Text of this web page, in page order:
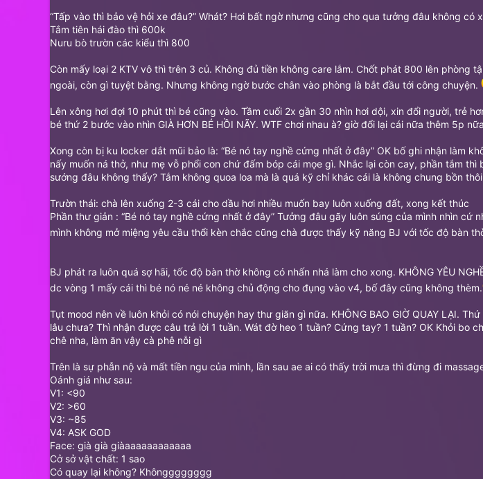
“Tấp vào thì bảo vệ hỏi xe đâu?” Whát? Hơi bất ngờ nhưng cũng cho qua tưởng đâu không
Tắm tiên hái đào thì 600k
Nuru bò trườn các kiểu thì 800
Còn mấy loại 2 KTV vô thì trên 3 củ. Không đủ tiền không care lắm. Chốt phát 800 lên phòng
ngoài, còn gì tuyệt bằng. Nhưng không ngờ bước chân vào phòng là bắt đầu tới công chuyện.
Lên xông hơi đợi 10 phút thì bé cũng vào. Tầm cuối 2x gần 30 nhìn hơi dội, xin đổi người, trẻ
bé thứ 2 bước vào nhìn GIÀ HƠN BÉ HỒI NÃY. WTF chơi nhau à? giờ đổi lại cái nữa thêm 5p
Xong còn bị ku locker dắt mũi bảo là: “Bé nó tay nghề cứng nhất ở đây” OK bố ghi nhận làm
nấy muốn ná thở, như mẹ vỗ phổi con chứ đấm bóp cái mọe gì. Nhắc lại còn cay, phần tắm
sướng đâu không thấy? Tắm không quoa loa mà là quá kỹ chỉ khác cái là không chung bồn
Trườn thái: chà lên xuống 2-3 cái cho dầu hơi nhiều muốn bay luôn xuống đất, xong kết thúc
Phần thư giản : “Bé nó tay nghề cứng nhất ở đây” Tưởng đâu gãy luôn súng của mình nhìn
mình không mở miệng yêu cầu thổi kèn chắc cũng chà được thấy kỹ năng BJ với tốc độ bàn
BJ phát ra luôn quá sợ hãi, tốc độ bàn thờ không có nhấn nhá làm cho xong. KHÔNG YÊU
dc vòng 1 mấy cái thì bé nó né né không chủ động cho đụng vào v4, bố đây cũng không thèm.
Tụt mood nên về luôn khỏi có nói chuyện hay thư giãn gì nữa. KHÔNG BAO GIỜ QUAY LẠI.
lâu chưa? Thì nhận được câu trả lời 1 tuần. Wát đờ heo 1 tuần? Cứng tay? 1 tuần? OK Khỏi
chê nha, làm ăn vậy cà phê nỗi gì
Trên là sự phẫn nộ và mất tiền ngu của mình, lần sau ae ai có thấy trời mưa thì đừng đi
Oánh giá như sau:
V1: <90
V2: >60
V3: ~85
V4: ASK GOD
Face: già già giàaaaaaaaaaaaa
Cở sở vật chất: 1 sao
Có quay lại không? Khôngggggggg